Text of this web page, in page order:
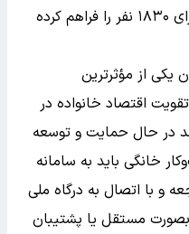
شده که زمینه اشتغال مستقیم برای ۱۸۳۰ نفر را فراهم کرده
یکی از مؤثرترین
اقتصاد خانواده در
در حال حمایت و توسعه
خانگی باید به سامانه
و با اتصال به درگاه ملی
مستقل یا پشتیبان